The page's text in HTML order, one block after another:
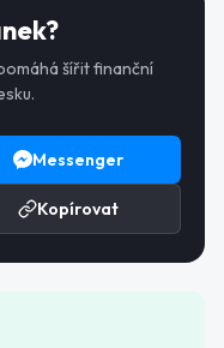
šířit finanční
Messenger
Kopírovat